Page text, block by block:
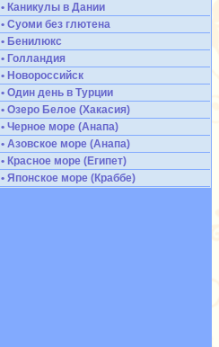
• Каникулы в Дании
• Суоми без глютена
• Бенилюкс
• Голландия
• Новороссийск
• Один день в Турции
• Озеро Белое (Хакасия)
• Черное море (Анапа)
• Азовское море (Анапа)
• Красное море (Египет)
• Японское море (Краббе)